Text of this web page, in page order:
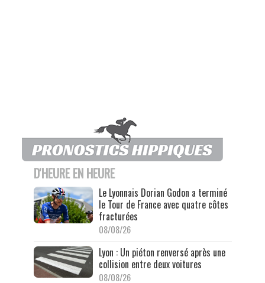
D'HEURE EN HEURE
Le Lyonnais Dorian Godon a terminé
le Tour de France avec quatre côtes
fracturées
08/08/26
Lyon : Un piéton renversé après une
collision entre deux voitures
08/08/26